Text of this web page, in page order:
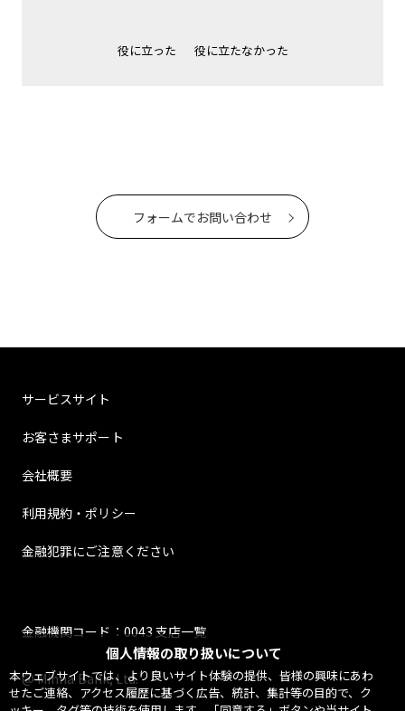
個人情報の取り扱いについて
本ウェブサイトでは、より良いサイト体験の提供、皆様の興味にあわ
せたご連絡、アクセス履歴に基づく広告、統計、集計等の目的で、ク
役に立った 役に立たなかった
フォームでお問い合わせ
サービスサイト
お客さまサポート
会社概要
利用規約・ポリシー
金融犯罪にご注意ください
金融機関コード：0043 支店一覧
@ Minna Bank, Ltd.